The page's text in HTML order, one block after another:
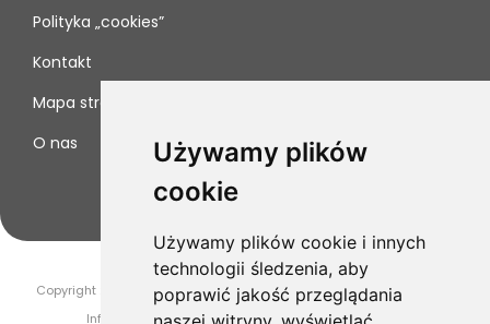
Używamy plików
cookie
Używamy plików cookie i innych
technologii śledzenia, aby
poprawić jakość przeglądania
Polityka „cookies”
Kontakt
Mapa strony
O nas
Copyright 2019-2025 Drogeria Novaya. Wszelkie prawa zastrzeżone.
InfoSerwis
-oprogramowanie sklepu internetowego